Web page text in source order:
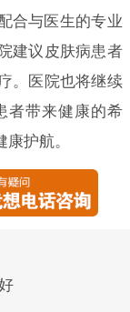
合与医生的专业
建议皮肤病患者
。医院也将继续
者带来健康的希
护航。